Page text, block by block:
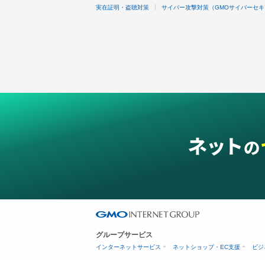
実在証明・盗聴対策 サイバー攻撃対策（GMOサイバーセ
グループサービス
インターネットサービス ネットショップ・EC支援 ビ